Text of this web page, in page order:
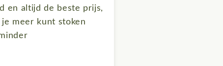
en altijd de beste prijs,
je meer kunt stoken